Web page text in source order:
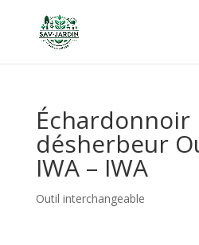
Échardonnoir
désherbeur
IWA – IWA
Outil interchangeable